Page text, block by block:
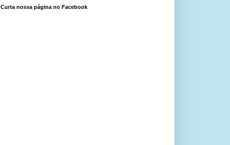
Curta nossa página no Facebook